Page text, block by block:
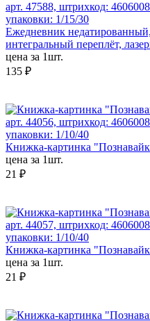
арт. 47588, штрихкод:
упаковки: 1/15/30
Ежедневник
интегральный переплёт,
цена за 1шт.
135 ₽
арт. 44056, штрихкод:
упаковки: 1/10/40
Книжка-картинка
цена за 1шт.
21 ₽
арт. 44057, штрихкод:
упаковки: 1/10/40
Книжка-картинка
цена за 1шт.
21 ₽